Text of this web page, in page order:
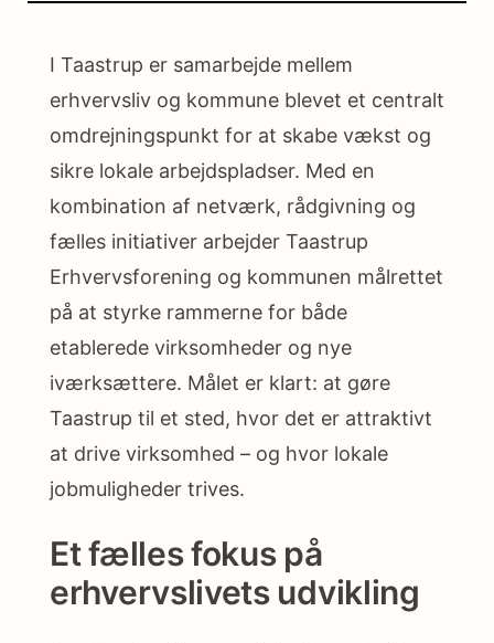
I Taastrup er samarbejde mellem
erhvervsliv og kommune blevet et centralt
omdrejningspunkt for at skabe vækst og
sikre lokale arbejdspladser. Med en
kombination af netværk, rådgivning og
fælles initiativer arbejder Taastrup
Erhvervsforening og kommunen målrettet
på at styrke rammerne for både
etablerede virksomheder og nye
iværksættere. Målet er klart: at gøre
Taastrup til et sted, hvor det er attraktivt
at drive virksomhed – og hvor lokale
jobmuligheder trives.
Et fælles fokus på
erhvervslivets udvikling